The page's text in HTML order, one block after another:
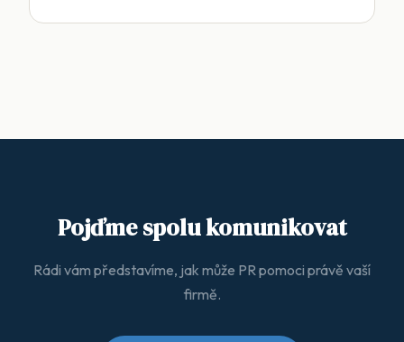
Pojďme spolu komunikovat
Rádi vám představíme, jak může PR pomoci právě vaší
firmě.